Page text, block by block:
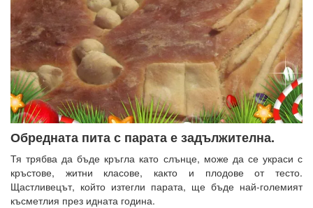
Обредната пита с парата е задължителна.
Тя трябва да бъде кръгла като слънце, може да се украси с
кръстове, житни класове, както и плодове от тесто.
Щастливецът, който изтегли парата, ще бъде най-големият
късметлия през идната година.